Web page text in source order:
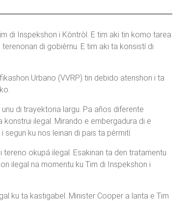
di Inspekshon i Kòntròl. E tim aki tin komo tarea
di gobièrnu. E tim aki ta konsistí di
Urbano (VVRP) tin debido atenshon i ta
di trayektoria largu. Pa años diferente
ilegal. Mirando e embergadura di e
ku nos leinan di pais ta pèrmití.
okupá ilegal. Esakinan ta den tratamentu
ilegal na momentu ku Tim di Inspekshon i
ku ta kastigabel. Minister Cooper a lanta e Tim